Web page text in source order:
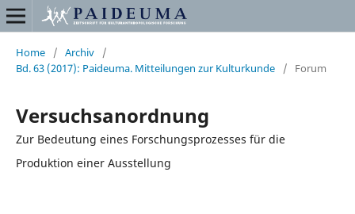
Home / Archiv
/
Bd. 63 (2017): Paideuma. Mitteilungen zur Kulturkunde
/ Forum
Versuchsanordnung
Zur Bedeutung eines Forschungsprozesses für die
Produktion einer Ausstellung